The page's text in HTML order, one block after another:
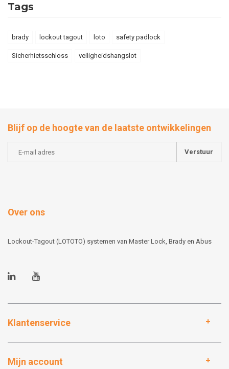
Tags
brady lockout tagout loto safety padlock
Sicherhietsschloss veiligheidshangslot
Blijf op de hoogte van de laatste ontwikkelingen
Verstuur
Over ons
Lockout-Tagout (LOTOTO) systemen van Master Lock, Brady en Abus
Klantenservice
Mijn account